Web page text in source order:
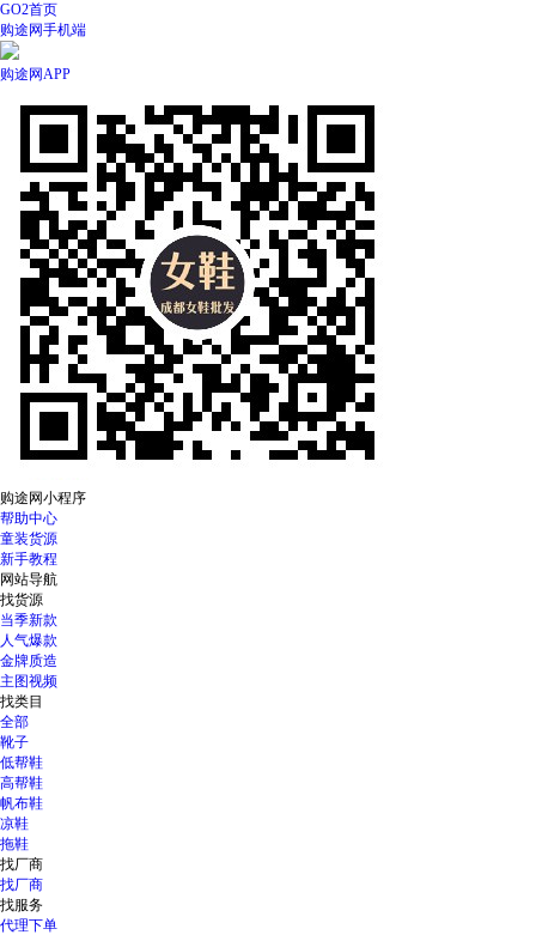
GO2首页
购途网手机端
购途网APP
购途网小程序
帮助中心
童装货源
新手教程
网站导航
找货源
当季新款
人气爆款
金牌质造
主图视频
找类目
全部
靴子
低帮鞋
高帮鞋
帆布鞋
凉鞋
拖鞋
找厂商
找厂商
找服务
代理下单